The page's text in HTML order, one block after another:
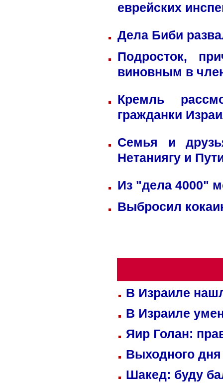
еврейских
Дела Биби
Подросток,
виновным в
Кремль
гражданки
Семья и
Нетаниягу и
Из "дела 4000"
Выбросил
В Израиле
В Израиле
Яир Голан:
Выходного
Шакед: буду